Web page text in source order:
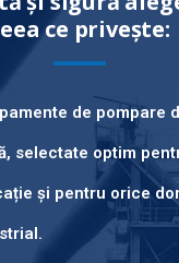
ce privește:
de pompare
selectate optim
și pentru orice